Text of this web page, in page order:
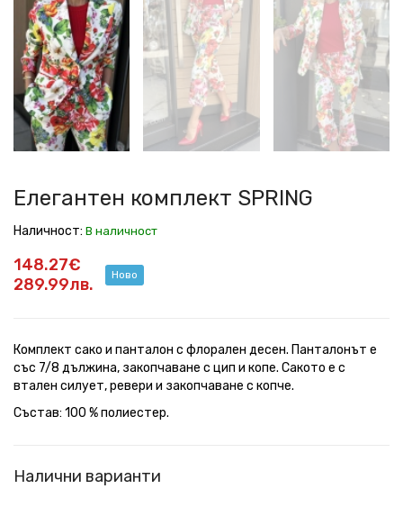
комплект
SPRING
комплект
SPRING
комплект
SPRING
комплект
SPRING
комплект
SPRING
комплект
SPRING
комплект
SPRING
Елегантен комплект SPRING
Наличност: В наличност
148.27€
289.99лв.
Ново
Комплект сако и панталон с флорален десен. Панталонът е
със 7/8 дължина, закопчаване с цип и копе. Сакото е с
втален силует, ревери и закопчаване с копче.
Състав: 100 % полиестер.
Налични варианти